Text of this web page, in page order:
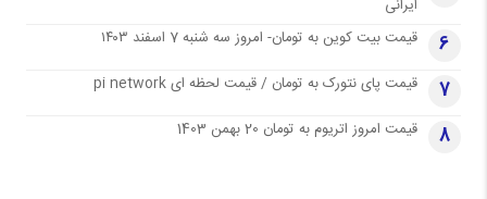
ایرانی
6 قیمت بیت کوین به تومان- امروز سه شنبه 7 اسفند ۱۴۰۳
7 قیمت پای نتورک به تومان / قیمت لحظه ای pi network
8 قیمت امروز اتریوم به تومان 20 بهمن 1403